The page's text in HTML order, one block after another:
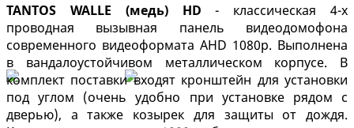
TANTOS WALLE (медь) HD - классическая 4-х
проводная вызывная панель видеодомофона
современного видеоформата AHD 1080p. Выполнена
в вандалоустойчивом металлическом корпусе. В
комплект поставки входят кронштейн для установки
под углом (очень удобно при установке рядом с
дверью), а также козырек для защиты от дождя.